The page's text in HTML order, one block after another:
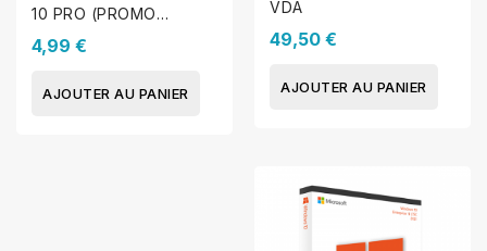
10 PRO (PROMO
ÉCOLE)
4,99 €
AJOUTER AU PANIER
VDA
49,50 €
AJOUTER AU PANIER